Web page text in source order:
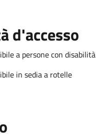
d'accesso
a persone con disabilità
in sedia a rotelle